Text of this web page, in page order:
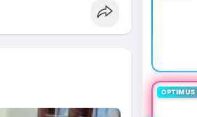
OPTIMUS